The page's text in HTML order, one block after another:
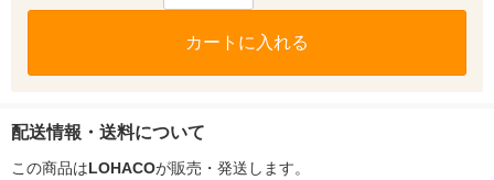
カートに入れる
配送情報・送料について
この商品はLOHACOが販売・発送します。